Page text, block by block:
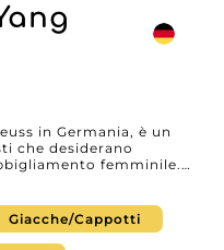
in Germania, è un
che desiderano
femminile.
per rispondere
si
nel settore del prêt-
Giacche/Cappotti